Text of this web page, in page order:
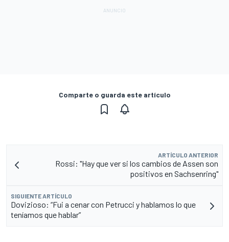
Comparte o guarda este artículo
ARTÍCULO ANTERIOR
Rossi: "Hay que ver si los cambios de Assen son
positivos en Sachsenring"
SIGUIENTE ARTÍCULO
Dovizioso: “Fui a cenar con Petrucci y hablamos lo que
teníamos que hablar”